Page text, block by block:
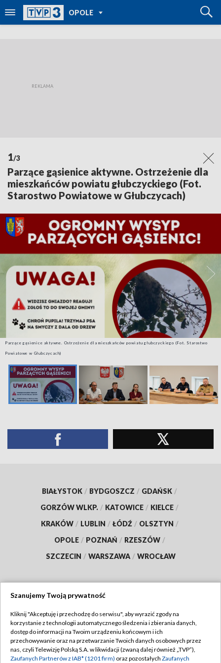
OPOLE
TVP REGIONY
1/3
Parzące gąsienice aktywne. Ostrzeżenie dla
mieszkańców powiatu głubczyckiego (Fot.
Starostwo Powiatowe w Głubczycach)
Parzące gąsienice aktywne. Ostrzeżenie dla mieszkańców powiatu głubczyckiego (Fot. Starostwo
Powiatowe w Głubczycach)
BIAŁYSTOK / BYDGOSZCZ / GDAŃSK /
GORZÓW WLKP. / KATOWICE / KIELCE /
KRAKÓW / LUBLIN / ŁÓDŹ / OLSZTYN /
OPOLE / POZNAŃ / RZESZÓW /
SZCZECIN / WARSZAWA / WROCŁAW
TVP
Abonament TVP
Emisja w TVP
Regulamin TVP
Polityka prywatności
Szanujemy Twoją prywatność
Kliknij "Akceptuję i przechodzę do serwisu", aby wyrazić zgody na
korzystanie z technologii automatycznego śledzenia i zbierania danych,
dostęp do informacji na Twoim urządzeniu końcowym i ich
przechowywanie oraz na przetwarzanie Twoich danych osobowych przez
nas, czyli Telewizję Polską S.A. w likwidacji (zwaną dalej również „TVP”),
Zaufanych Partnerów z IAB* (1201 firm) oraz pozostałych Zaufanych